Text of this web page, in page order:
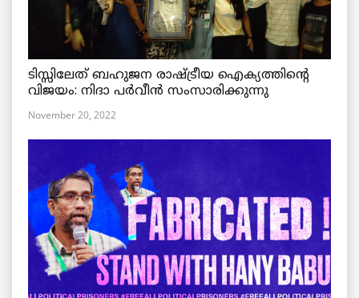
ടിസ്സിലേത് ബഹുജന രാഷ്ട്രീയ ഐക്യത്തിന്റെ
വിജയം: നിദാ പർവീൻ സംസാരിക്കുന്നു
November 20, 2022